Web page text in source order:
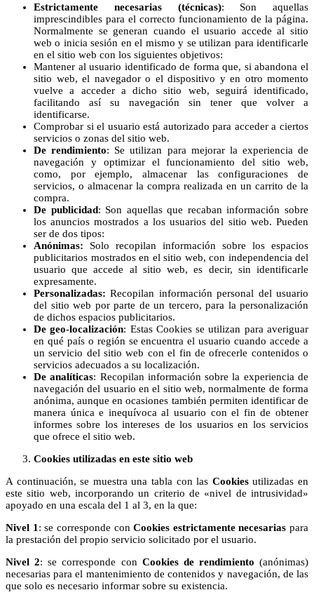
Estrictamente necesarias (técnicas): Son aquellas
imprescindibles para el correcto funcionamiento de la página.
Normalmente se generan cuando el usuario accede al sitio
web o inicia sesión en el mismo y se utilizan para identificarle
en el sitio web con los siguientes objetivos:
Mantener al usuario identificado de forma que, si abandona el
sitio web, el navegador o el dispositivo y en otro momento
vuelve a acceder a dicho sitio web, seguirá identificado,
facilitando así su navegación sin tener que volver a
identificarse.
Comprobar si el usuario está autorizado para acceder a ciertos
servicios o zonas del sitio web.
De rendimiento: Se utilizan para mejorar la experiencia de
navegación y optimizar el funcionamiento del sitio web,
como, por ejemplo, almacenar las configuraciones de
servicios, o almacenar la compra realizada en un carrito de la
compra.
De publicidad: Son aquellas que recaban información sobre
los anuncios mostrados a los usuarios del sitio web. Pueden
ser de dos tipos:
Anónimas: Solo recopilan información sobre los espacios
publicitarios mostrados en el sitio web, con independencia del
usuario que accede al sitio web, es decir, sin identificarle
expresamente.
Personalizadas: Recopilan información personal del usuario
del sitio web por parte de un tercero, para la personalización
de dichos espacios publicitarios.
De geo-localización: Estas Cookies se utilizan para averiguar
en qué país o región se encuentra el usuario cuando accede a
un servicio del sitio web con el fin de ofrecerle contenidos o
servicios adecuados a su localización.
De analíticas: Recopilan información sobre la experiencia de
navegación del usuario en el sitio web, normalmente de forma
anónima, aunque en ocasiones también permiten identificar de
manera única e inequívoca al usuario con el fin de obtener
informes sobre los intereses de los usuarios en los servicios
que ofrece el sitio web.
Cookies utilizadas en este sitio web
A continuación, se muestra una tabla con las Cookiesutilizadas en
este sitio web, incorporando un criterio de «nivel de intrusividad»
apoyado en una escala del 1 al 3, en la que:
Nivel 1 : se corresponde conCookies estrictamente necesarias para
la prestación del propio servicio solicitado por el usuario.
Nivel 2: se corresponde con Cookies de rendimiento (anónimas)
necesarias para el mantenimiento de contenidos y navegación, de las
que solo es necesario informar sobre su existencia.